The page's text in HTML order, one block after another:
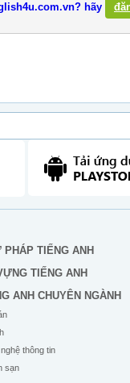
hãy
PHÁP TIẾNG ANH
TIẾNG ANH
ANH CHUYÊN NGÀNH
thông tin
sạn